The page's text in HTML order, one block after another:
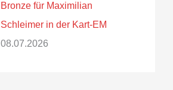
Bronze für Maximilian
Schleimer in der Kart-EM
08.07.2026